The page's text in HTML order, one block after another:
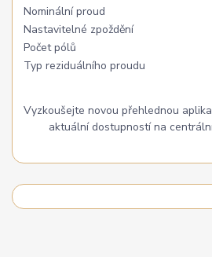
Nominální proud
Nastavitelné zpoždění
Počet pólů
Typ reziduálního proudu
Vyzkoušejte novou přehlednou
aktuální dostupností na